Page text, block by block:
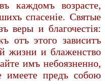
каждомъ возрасте,
спасенiе. Святые
веры и благочестiя:
отъ этого зависитъ
жизни и блаженство
имъ небоязненно,
имеете предъ собою